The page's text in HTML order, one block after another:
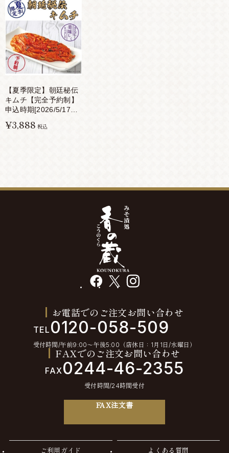
【夏季限定】朝廷秘伝
キムチ【完全予約制】
申込時期[2026/5/17～
¥3,888 税込
facebook instagram
お電話でのご注文お問い合わせ
TEL 0120-058-509
受付時間/午前9:00〜午後5:00（店休日：1月1日/水曜日）
FAXでのご注文お問い合わせ
FAX0244-46-2355
受付時間/24時間受付
FAX注文書
ご利用ガイド よくある質問